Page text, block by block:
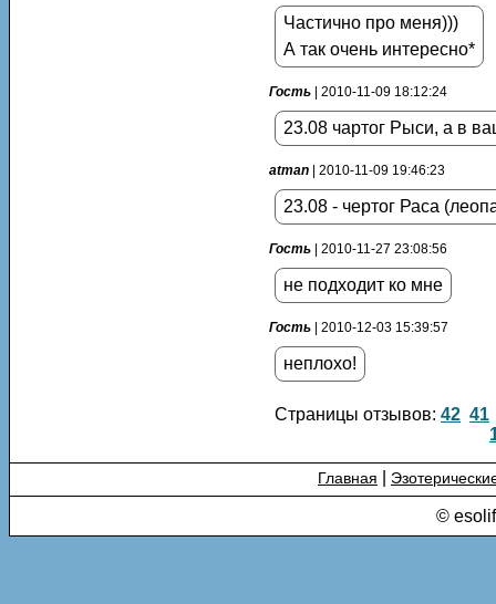
Частично про меня)))
А так очень интересно*
Гость | 2010-11-09 18:12:24
23.08 чартог Рыси, а в
atman | 2010-11-09 19:46:23
23.08 - чертог Раса
Гость | 2010-11-27 23:08:56
не подходит ко мне
Гость | 2010-12-03 15:39:57
неплохо!
Страницы отзывов: 42 41
Главная
©